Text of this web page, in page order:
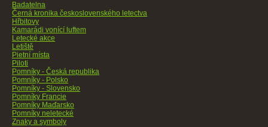
Badatelna
Černá kronika československého letectva
Hřbitovy
Kamarádi vonící luftem
Letecké akce
Letiště
Pietní místa
Piloti
Pomníky - Česká republika
Pomníky - Polsko
Pomníky - Slovensko
Pomníky Francie
Pomníky Maďarsko
Pomníky neletecké
Znaky a symboly